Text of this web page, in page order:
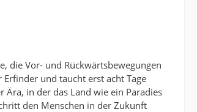
die Vor- und Rückwärtsbewegungen
und taucht erst acht Tage
Ära, in der das Land wie ein Paradies
den Menschen in der Zukunft